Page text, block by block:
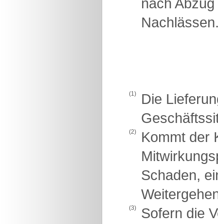
nach
(1)
Die
(2)
Kommt der
Schaden,
(3)
Sofern die